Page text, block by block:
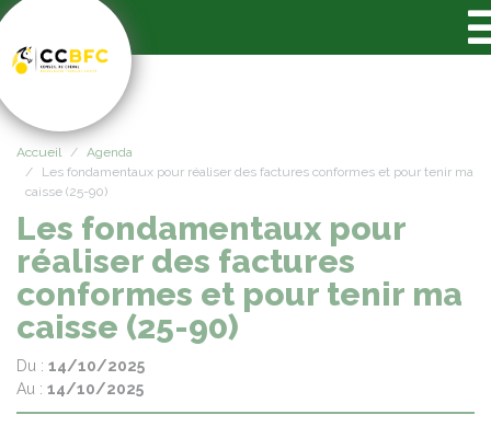
Accueil
Agenda
Les fondamentaux pour réaliser des factures conformes et pour tenir ma
caisse (25-90)
Les fondamentaux pour
réaliser des factures
conformes et pour tenir ma
caisse (25-90)
Du : 14/10/2025
Au : 14/10/2025
Panneau de gestion des cookies